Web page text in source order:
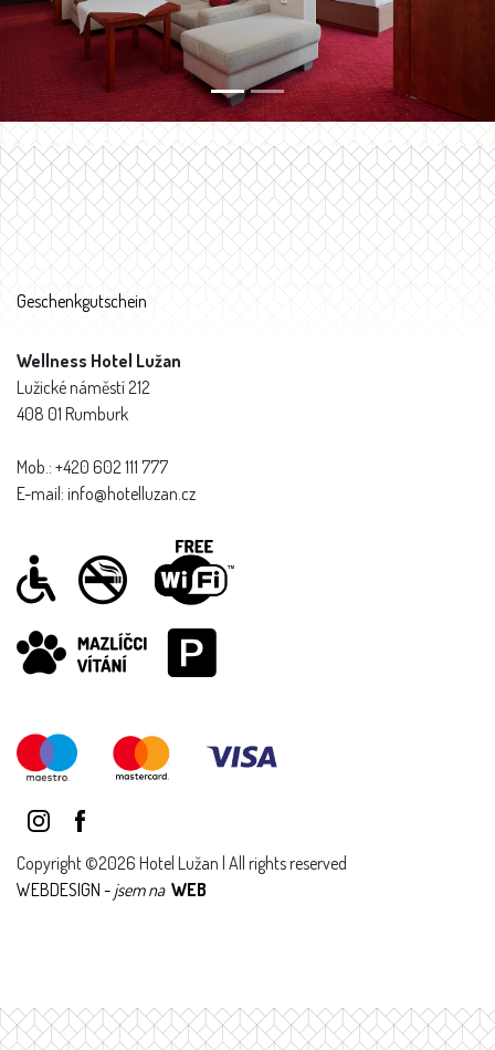
Geschenkgutschein
Wellness Hotel Lužan
Lužické náměstí 212
408 01 Rumburk
Mob.: +420 602 111 777
E-mail: info@hotelluzan.cz
Copyright ©2026 Hotel Lužan | All rights reserved
WEBDESIGN - jsem na WEB